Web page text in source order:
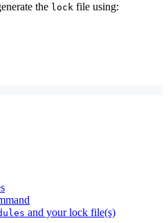
the lock file using:
and your lock file(s)